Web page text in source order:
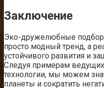
Заключение
Эко-дружелюбные
просто модный тренд, а
устойчивого развития и
Следуя примерам
технологии, мы можем
планеты и сократить